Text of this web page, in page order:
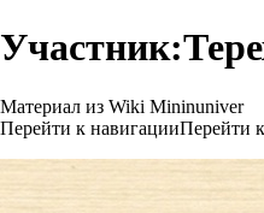
Материал из Wiki Mininuniver
Перейти к навигацииПерейти